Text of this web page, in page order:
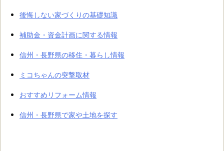
後悔しない家づくりの基礎知識
補助金・資金計画に関する情報
信州・長野県の移住・暮らし情報
ミコちゃんの突撃取材
おすすめリフォーム情報
信州・長野県で家や土地を探す